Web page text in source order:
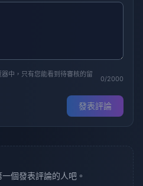
中，只有您能看到待審核的留
0/2000
發表評論
個發表評論的人吧。